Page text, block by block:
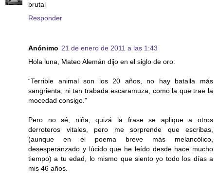
brutal
Responder
Anónimo 21 de enero de 2011 a las 1:43
Hola luna, Mateo Alemán dijo en el siglo de oro:
“Terrible animal son los 20 años, no hay batalla más
sangrienta, ni tan trabada escaramuza, como la que trae la
mocedad consigo.”
Pero no sé, niña, quizá la frase se aplique a otros
derroteros vitales, pero me sorprende que escribas,
(aunque en el poema breve más melancólico,
desesperanzado y lúcido que he leído desde hace mucho
tiempo) a tu edad, lo mismo que siento yo todo los días a
mis 46 años.